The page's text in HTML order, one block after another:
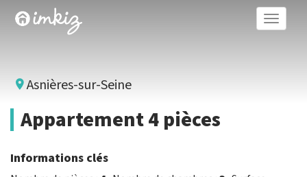
Toggle
Asnières-sur-Seine
Appartement 4 pièces
Informations clés